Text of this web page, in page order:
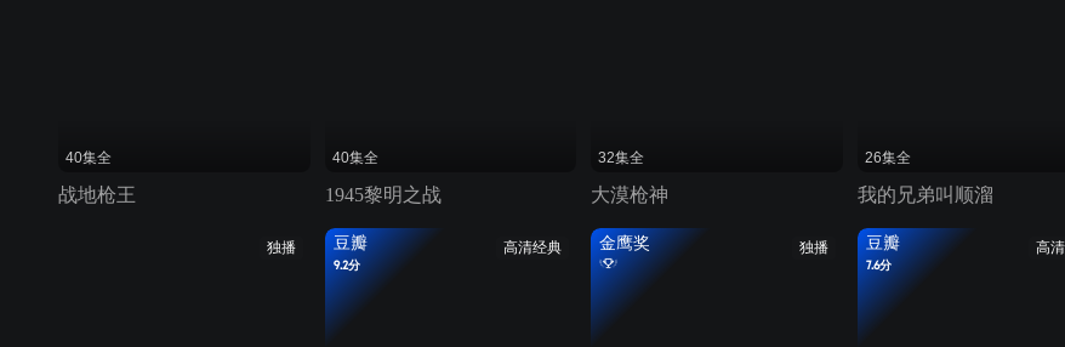
40集全
战地枪王
40集全
1945黎明之战
32集全
大漠枪神
26集全
我的兄弟叫顺溜
独播 高清经典
豆瓣
9.2分
独播
金鹰奖 高
豆瓣
7.6分